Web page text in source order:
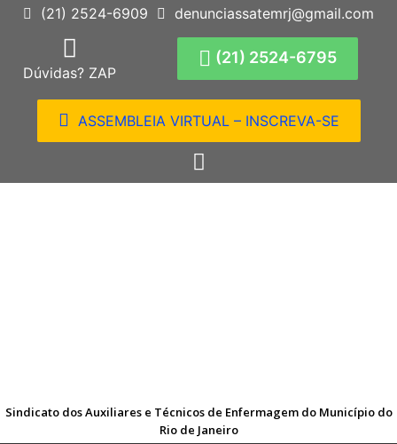
(21) 2524-6909 denunciassatemrj@gmail.com
Dúvidas? ZAP
(21) 2524-6795
ASSEMBLEIA VIRTUAL – INSCREVA-SE
Sindicato dos Auxiliares e Técnicos de Enfermagem do Município do
Rio de Janeiro